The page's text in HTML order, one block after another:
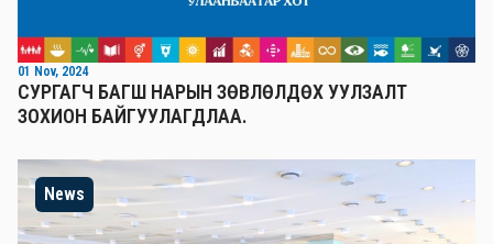
01 Nov, 2024
СУРГАГЧ БАГШ НАРЫН ЗӨВЛӨЛДӨХ УУЛЗАЛТ
ЗОХИОН БАЙГУУЛАГДЛАА.
News